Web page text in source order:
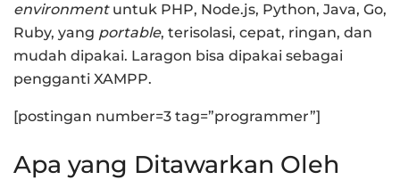
environmentuntuk PHP, Node.js, Python, Java, Go,
Ruby, yang portable, terisolasi, cepat, ringan, dan
mudah dipakai. Laragon bisa dipakai sebagai
pengganti XAMPP.
[postingan number=3 tag=”programmer”]
Apa yang Ditawarkan Oleh